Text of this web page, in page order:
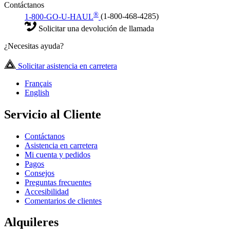
Contáctanos
1-800-GO-U-HAUL® (1-800-468-4285)
Solicitar una devolución de llamada
¿Necesitas ayuda?
Solicitar asistencia en carretera
Français
English
Servicio al Cliente
Contáctanos
Asistencia en carretera
Mi cuenta y pedidos
Pagos
Consejos
Preguntas frecuentes
Accesibilidad
Comentarios de clientes
Alquileres